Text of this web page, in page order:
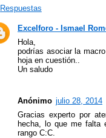
Respuestas
Excelforo - Ismael
Hola,
podrías asociar la
hoja en cuestión..
Un saludo
Anónimo julio 28, 2014
Gracias experto por
hecha, lo que me falta
rango C:C.